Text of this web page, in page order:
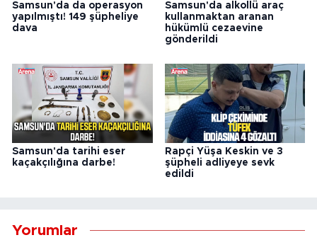
Samsun'da da operasyon
yapılmıştı! 149 şüpheliye
dava
Samsun'da alkollü araç
kullanmaktan aranan
hükümlü cezaevine
gönderildi
Samsun'da tarihi eser
kaçakçılığına darbe!
Rapçi Yüşa Keskin ve 3
şüpheli adliyeye sevk
edildi
Yorumlar